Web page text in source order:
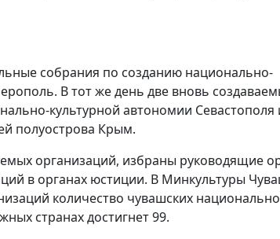
собрания по созданию национально-
В тот же день две вновь
культурной автономии Севастополя
полуострова Крым.
организаций, избраны руководящие
в органах юстиции. В Минкультуры
количество чувашских
странах достигнет 99.